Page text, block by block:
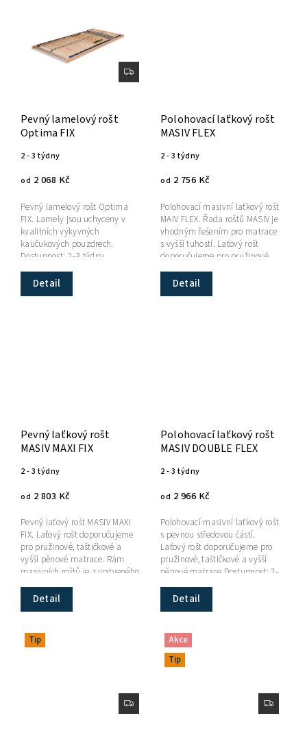
Pevný lamelový rošt
Optima FIX
2 - 3 týdny
od 2 068 Kč
Detail
Pevný lamelový rošt Optima
FIX. Lamely jsou uchyceny v
kvalitních výkyvných
kaučukových pouzdrech.
Dostupnost: 2–3 týdny.
Polohovací laťkový rošt
MASIV FLEX
2 - 3 týdny
od 2 756 Kč
Detail
Polohovací masivní laťkový rošt
MAIV FLEX. Řada roštů MASIV je
vhodným řešením pro matrace
s vyšší tuhostí. Laťový rošt
doporučujeme pro pružinové,
Pevný laťkový rošt
MASIV MAXI FIX
2 - 3 týdny
od 2 803 Kč
Detail
Pevný laťový rošt MASIV MAXI
FIX. Laťový rošt doporučujeme
pro pružinové, taštičkové a
vyšší pěnové matrace. Rám
masivních roštů je z vrstveného
dřeva, latě jsou...
Polohovací laťkový rošt
MASIV DOUBLE FLEX
2 - 3 týdny
od 2 966 Kč
Detail
Polohovací masivní laťkový rošt
s pevnou středovou částí.
Laťový rošt doporučujeme pro
pružinové, taštičkové a vyšší
pěnové matrace.Dostupnost: 2–
3 týdny.
Tip
Akce
Tip